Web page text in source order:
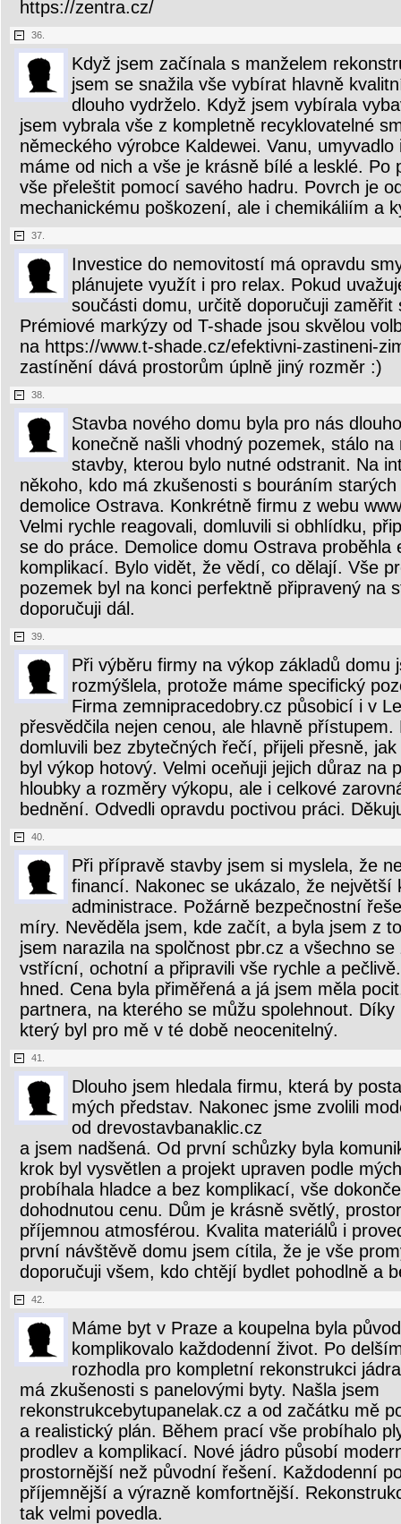
https://zentra.cz/
36.
Když jsem začínala s manželem
jsem se snažila vše vybírat hlavně
dlouho vydrželo. Když jsem vybírala
jsem vybrala vše z kompletně recyklovatelné
německého výrobce Kaldewei. Vanu,
máme od nich a vše je krásně bílé a lesklé. Po
vše přeleštit pomocí savého hadru. Povrch je
mechanickému poškození, ale i chemikáliím a
37.
Investice do nemovitostí má opravdu
plánujete využít i pro relax. Pokud
součásti domu, určitě doporučuji
Prémiové markýzy od T-shade jsou skvělou
na https://www.t-shade.cz/efektivni-zastineni-
zastínění dává prostorům úplně jiný rozměr :)
38.
Stavba nového domu byla pro nás
konečně našli vhodný pozemek, stálo
stavby, kterou bylo nutné odstranit. Na
někoho, kdo má zkušenosti s bouráním
demolice Ostrava. Konkrétně firmu z webu
Velmi rychle reagovali, domluvili si obhlídku,
se do práce. Demolice domu Ostrava proběhla
komplikací. Bylo vidět, že vědí, co dělají. Vše
pozemek byl na konci perfektně připravený na
doporučuji dál.
39.
Při výběru firmy na výkop základů domu
rozmýšlela, protože máme specifický
Firma zemnipracedobry.cz působicí i v
přesvědčila nejen cenou, ale hlavně
domluvili bez zbytečných řečí, přijeli přesně,
byl výkop hotový. Velmi oceňuji jejich důraz na
hloubky a rozměry výkopu, ale i celkové
bednění. Odvedli opravdu poctivou práci.
40.
Při přípravě stavby jsem si myslela, že
financí. Nakonec se ukázalo, že největší
administrace. Požárně bezpečnostní
míry. Nevěděla jsem, kde začít, a byla jsem z
jsem narazila na spolčnost pbr.cz a všechno
vstřícní, ochotní a připravili vše rychle a
hned. Cena byla přiměřená a já jsem měla
partnera, na kterého se můžu spolehnout.
který byl pro mě v té době neocenitelný.
41.
Dlouho jsem hledala firmu, která by
mých představ. Nakonec jsme zvolili
od drevostavbanaklic.cz
a jsem nadšená. Od první schůzky byla
krok byl vysvětlen a projekt upraven podle
probíhala hladce a bez komplikací, vše
dohodnutou cenu. Dům je krásně světlý,
příjemnou atmosférou. Kvalita materiálů i
první návštěvě domu jsem cítila, že je vše
doporučuji všem, kdo chtějí bydlet pohodlně a
42.
Máme byt v Praze a koupelna byla
komplikovalo každodenní život. Po
rozhodla pro kompletní rekonstrukci
má zkušenosti s panelovými byty. Našla jsem
rekonstrukcebytupanelak.cz a od začátku mě
a realistický plán. Během prací vše probíhalo
prodlev a komplikací. Nové jádro působí
prostornější než původní řešení. Každodenní
příjemnější a výrazně komfortnější.
tak velmi povedla.